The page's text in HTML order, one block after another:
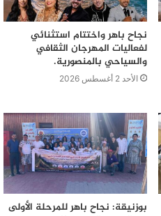
نجاح باهر واختتام استثنائي
لفعاليات المهرجان الثقافي
والسياحي بالمنصورية.
الأحد 2 أغسطس 2026
بوزنيقة: نجاح باهر للمرحلة الأولى